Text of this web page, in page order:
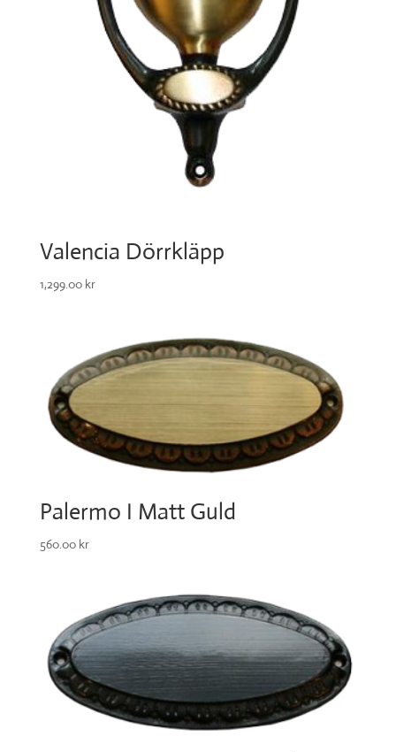
Valencia Dörrkläpp
1,299.00 kr
Palermo I Matt Guld
560.00 kr